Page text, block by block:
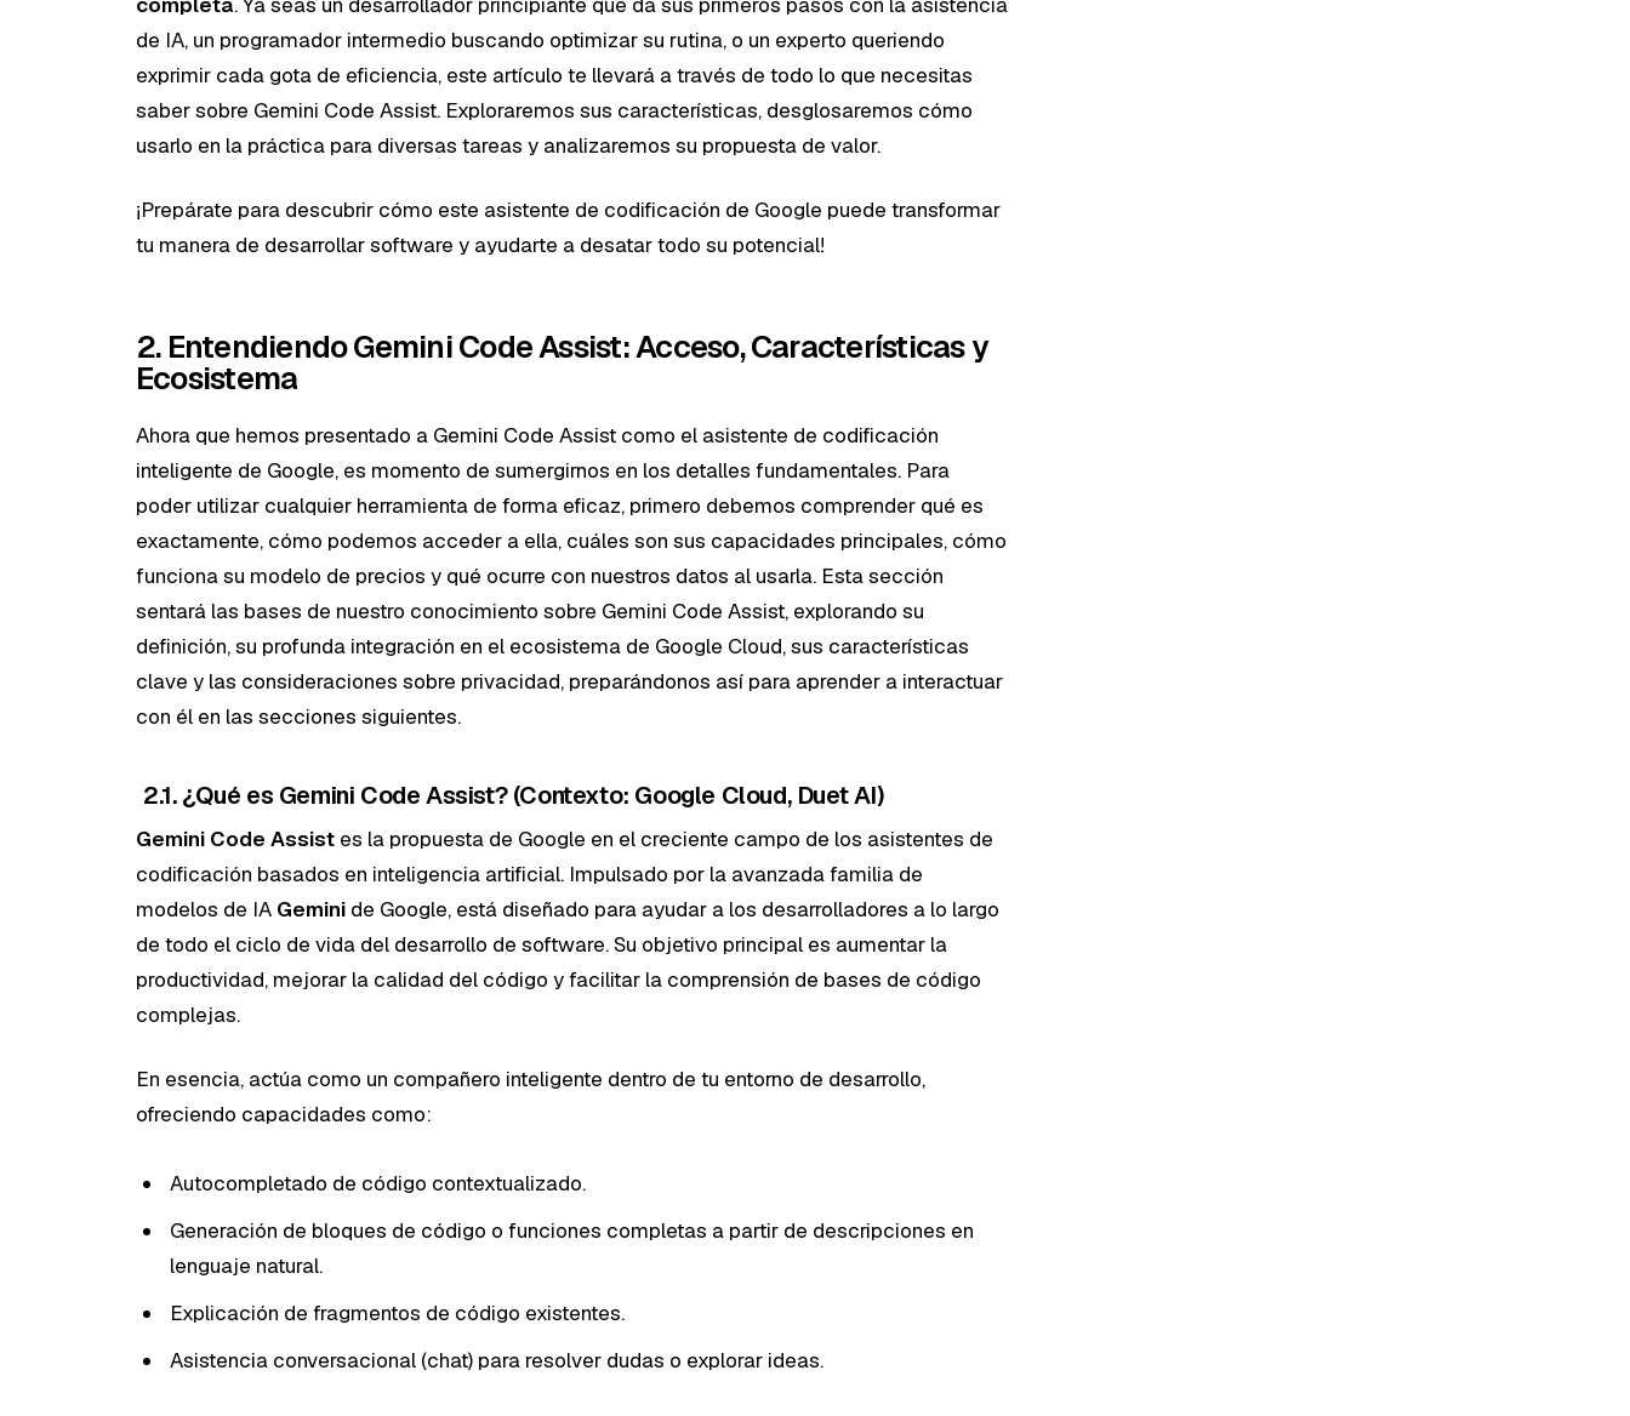
de IA, un programador intermedio buscando optimizar su rutina, o un experto queriendo
exprimir cada gota de eficiencia, este artículo te llevará a través de todo lo que necesitas
saber sobre Gemini Code Assist. Exploraremos sus características, desglosaremos cómo
usarlo en la práctica para diversas tareas y analizaremos su propuesta de valor.
¡Prepárate para descubrir cómo este asistente de codificación de Google puede transformar
tu manera de desarrollar software y ayudarte a desatar todo su potencial!
2. Entendiendo Gemini Code Assist: Acceso, Características y
Ecosistema
Ahora que hemos presentado a Gemini Code Assist como el asistente de codificación
inteligente de Google, es momento de sumergirnos en los detalles fundamentales. Para
poder utilizar cualquier herramienta de forma eficaz, primero debemos comprender qué es
exactamente, cómo podemos acceder a ella, cuáles son sus capacidades principales, cómo
funciona su modelo de precios y qué ocurre con nuestros datos al usarla. Esta sección
sentará las bases de nuestro conocimiento sobre Gemini Code Assist, explorando su
definición, su profunda integración en el ecosistema de Google Cloud, sus características
clave y las consideraciones sobre privacidad, preparándonos así para aprender a interactuar
con él en las secciones siguientes.
2.1. ¿Qué es Gemini Code Assist? (Contexto: Google Cloud, Duet AI)
Gemini Code Assist es la propuesta de Google en el creciente campo de los asistentes de
codificación basados en inteligencia artificial. Impulsado por la avanzada familia de
modelos de IA Gemini de Google, está diseñado para ayudar a los desarrolladores a lo largo
de todo el ciclo de vida del desarrollo de software. Su objetivo principal es aumentar la
productividad, mejorar la calidad del código y facilitar la comprensión de bases de código
complejas.
En esencia, actúa como un compañero inteligente dentro de tu entorno de desarrollo,
ofreciendo capacidades como:
Autocompletado de código contextualizado.
Generación de bloques de código o funciones completas a partir de descripciones en
lenguaje natural.
Explicación de fragmentos de código existentes.
Asistencia conversacional (chat) para resolver dudas o explorar ideas.